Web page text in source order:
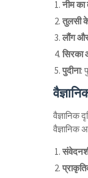
नीम
तुलसी
लौंग
सिरका
पुदीना:
वैज्ञानिक
वैज्ञानिक